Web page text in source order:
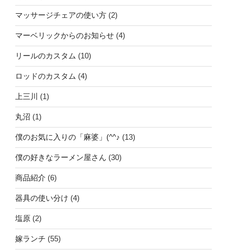
マッサージチェアの使い方 (2)
マーベリックからのお知らせ (4)
リールのカスタム (10)
ロッドのカスタム (4)
上三川 (1)
丸沼 (1)
僕のお気に入りの「麻婆」(^^♪ (13)
僕の好きなラーメン屋さん (30)
商品紹介 (6)
器具の使い分け (4)
塩原 (2)
嫁ランチ (55)